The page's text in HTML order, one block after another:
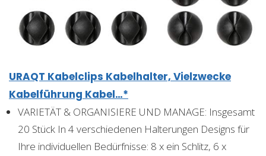
URAQT Kabelclips Kabelhalter, Vielzwecke
Kabelführung Kabel…*
VARIETÄT & ORGANISIERE UND MANAGE: Insgesamt
20 Stück In 4 verschiedenen Halterungen Designs für
Ihre individuellen Bedürfnisse: 8 x ein Schlitz, 6 x